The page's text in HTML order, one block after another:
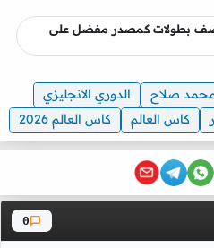
أضف بطولات كمصدر مفضل على
محمد صلاح
الدوري الانجليزي
كاس العالم كاس العالم 2026
0